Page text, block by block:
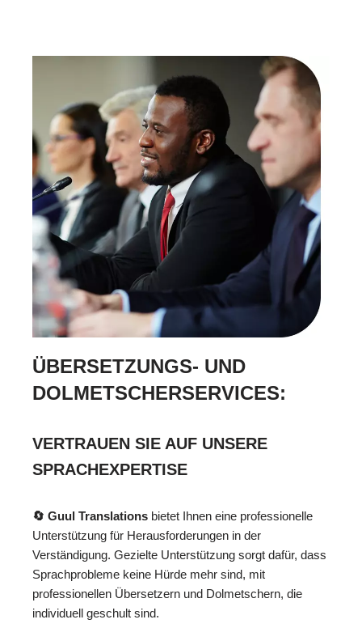
ÜBERSETZUNGS- UND
DOLMETSCHERSERVICES:
VERTRAUEN SIE AUF UNSERE
SPRACHEXPERTISE
🔄 Guul Translations bietet Ihnen eine professionelle
Unterstützung für Herausforderungen in der
Verständigung. Gezielte Unterstützung sorgt dafür, dass
Sprachprobleme keine Hürde mehr sind, mit
professionellen Übersetzern und Dolmetschern, die
individuell geschult sind.